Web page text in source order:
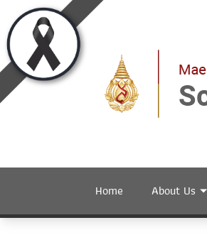
Home About Us